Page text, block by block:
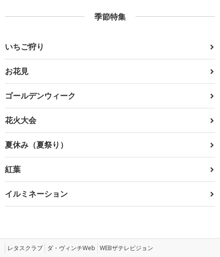
季節特集
いちご狩り
お花見
ゴールデンウィーク
花火大会
夏休み（夏祭り）
紅葉
イルミネーション
レタスクラブ ダ・ヴィンチWeb WEBザテレビジョン